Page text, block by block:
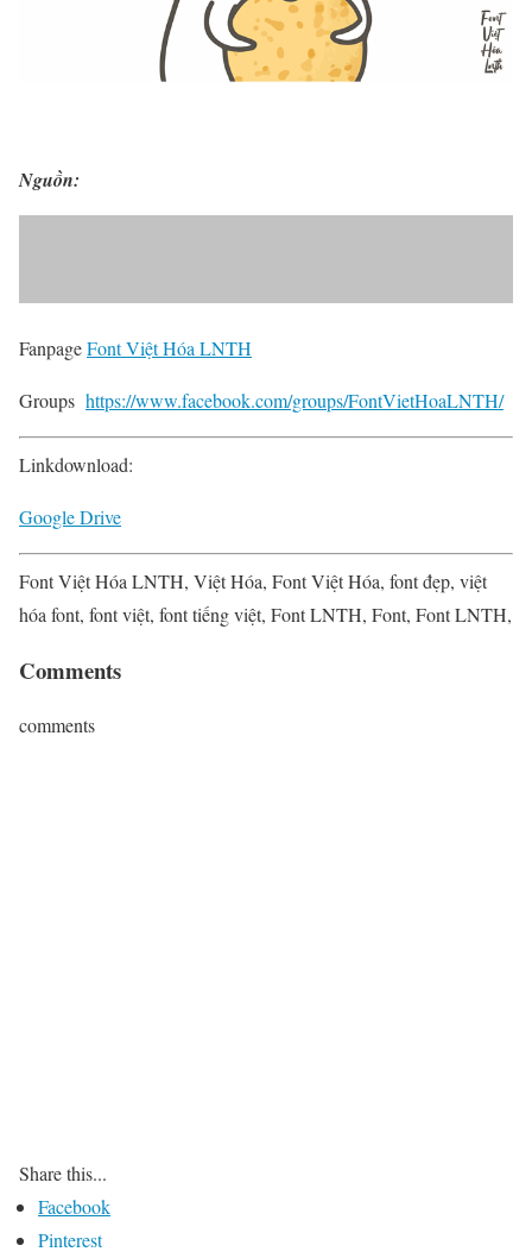
Nguồn:
FanpageFont Việt Hóa LNTH
Groups https://www.facebook.com/groups/FontVietHoaLNTH/
Linkdownload:
Google Drive
Font Việt Hóa LNTH, Việt Hóa, Font Việt Hóa, font đẹp, việt
hóa font, font việt, font tiếng việt, Font LNTH, Font, Font LNTH,
Comments
comments
Share this...
Facebook
Pinterest